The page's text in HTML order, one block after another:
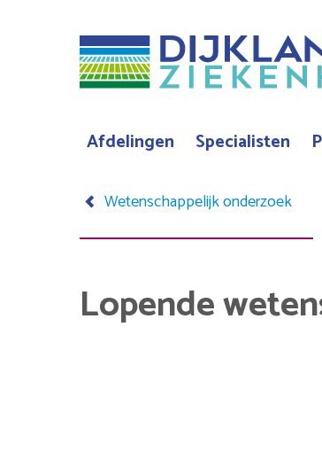
Hoofdnavigatie
Afdelingen Specialisten
Kruimelpad
Wetenschappelijk onderzoek
Lopende